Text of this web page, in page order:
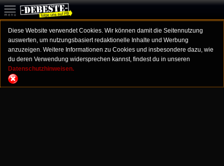
Diese Website verwendet Cookies. Wir können damit die Seitennutzung
auswerten, um nutzungsbasiert redaktionelle Inhalte und Werbung
anzuzeigen. Weitere Informationen zu Cookies und insbesondere dazu, wie
du deren Verwendung widersprechen kannst, findest du in unseren
Datenschutzhinweisen.